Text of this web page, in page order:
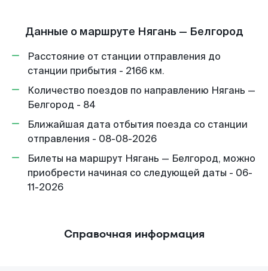
Данные о маршруте Нягань — Белгород
Расстояние от станции отправления до
станции прибытия - 2166 км.
Количество поездов по направлению Нягань —
Белгород - 84
Ближайшая дата отбытия поезда со станции
отправления - 08-08-2026
Билеты на маршрут Нягань — Белгород, можно
приобрести начиная со следующей даты - 06-
11-2026
Справочная информация